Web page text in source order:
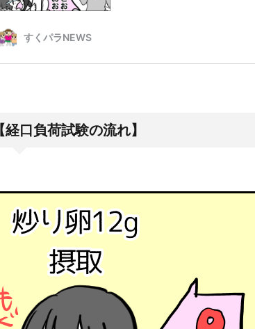
【経口負荷試験の流れ】